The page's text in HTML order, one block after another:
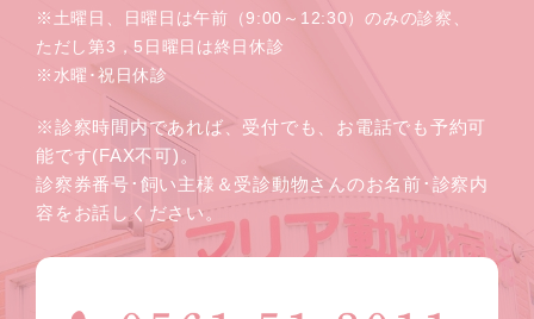
※土曜日、日曜日は午前（9:00～12:30）のみの診察、
ただし第3，5日曜日は終日休診
※水曜･祝日休診
※診察時間内であれば、受付でも、お電話でも予約可
能です(FAX不可)。
診察券番号･飼い主様＆受診動物さんのお名前･診察内
容をお話しください。